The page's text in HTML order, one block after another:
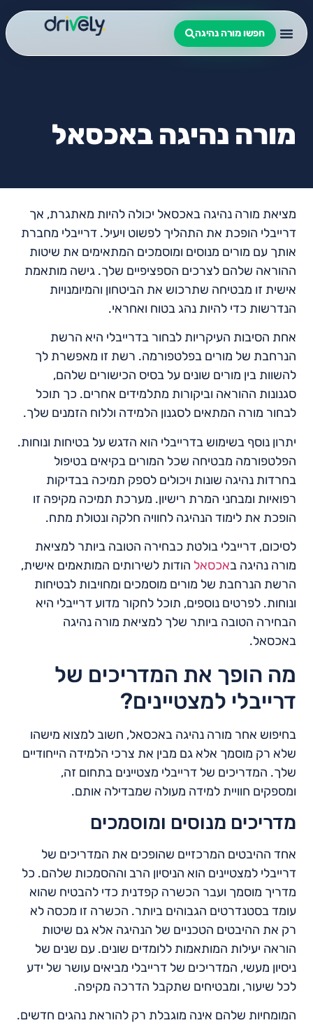
חפשו מורה נהיגה
מורה נהיגה באכסאל
מציאת מורה נהיגה באכסאל יכולה להיות מאתגרת, אך
דרייבלי הופכת את התהליך לפשוט ויעיל. דרייבלי מחברת
אותך עם מורים מנוסים ומוסמכים המתאימים את שיטות
ההוראה שלהם לצרכים הספציפיים שלך. גישה מותאמת
אישית זו מבטיחה שתרכוש את הביטחון והמיומנויות
הנדרשות כדי להיות נהג בטוח ואחראי.
אחת הסיבות העיקריות לבחור בדרייבלי היא הרשת
הנרחבת של מורים בפלטפורמה. רשת זו מאפשרת לך
להשוות בין מורים שונים על בסיס הכישורים שלהם,
סגנונות ההוראה וביקורות מתלמידים אחרים. כך תוכל
לבחור מורה המתאים לסגנון הלמידה וללוח הזמנים שלך.
יתרון נוסף בשימוש בדרייבלי הוא הדגש על בטיחות ונוחות.
הפלטפורמה מבטיחה שכל המורים בקיאים בטיפול
בחרדות נהיגה שונות ויכולים לספק תמיכה בבדיקות
רפואיות ומבחני המרת רישיון. מערכת תמיכה מקיפה זו
הופכת את לימוד הנהיגה לחוויה חלקה ונטולת מתח.
לסיכום, דרייבלי בולטת כבחירה הטובה ביותר למציאת
מורה נהיגה באכסאל הודות לשירותים המותאמים אישית,
הרשת הנרחבת של מורים מוסמכים ומחויבות לבטיחות
ונוחות. לפרטים נוספים, תוכל לחקור מדוע דרייבלי היא
הבחירה הטובה ביותר שלך למציאת מורה נהיגה
באכסאל.
מה הופך את המדריכים של
דרייבלי למצטיינים?
בחיפוש אחר מורה נהיגה באכסאל, חשוב למצוא מישהו
שלא רק מוסמך אלא גם מבין את צרכי הלמידה הייחודיים
שלך. המדריכים של דרייבלי מצטיינים בתחום זה,
ומספקים חוויית למידה מעולה שמבדילה אותם.
מדריכים מנוסים ומוסמכים
אחד ההיבטים המרכזיים שהופכים את המדריכים של
דרייבלי למצטיינים הוא הניסיון הרב וההסמכות שלהם. כל
מדריך מוסמך ועבר הכשרה קפדנית כדי להבטיח שהוא
עומד בסטנדרטים הגבוהים ביותר. הכשרה זו מכסה לא
רק את ההיבטים הטכניים של הנהיגה אלא גם שיטות
הוראה יעילות המותאמות ללומדים שונים. עם שנים של
ניסיון מעשי, המדריכים של דרייבלי מביאים עושר של ידע
לכל שיעור, ומבטיחים שתקבל הדרכה מקיפה.
המומחיות שלהם אינה מוגבלת רק להוראת נהגים חדשים.